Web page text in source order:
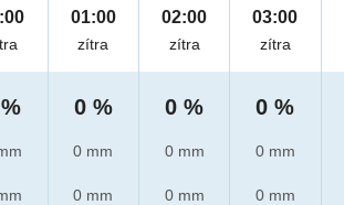
01:00
zítra
0 %
0 mm
0 mm
02:00
zítra
0 %
0 mm
0 mm
03:00
zítra
0 %
0 mm
0 mm